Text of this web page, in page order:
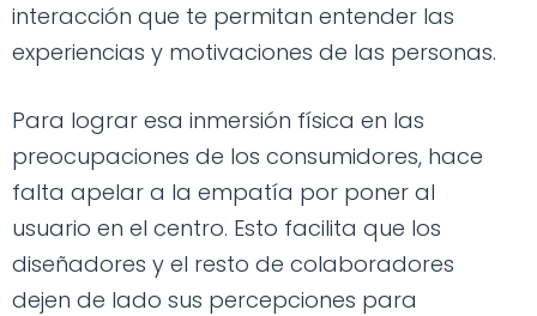
interacción que te permitan entender las
experiencias y motivaciones de las personas.
Para lograr esa inmersión física en las
preocupaciones de los consumidores, hace
falta apelar a la empatía por poner al
usuario en el centro. Esto facilita que los
diseñadores y el resto de colaboradores
dejen de lado sus percepciones para